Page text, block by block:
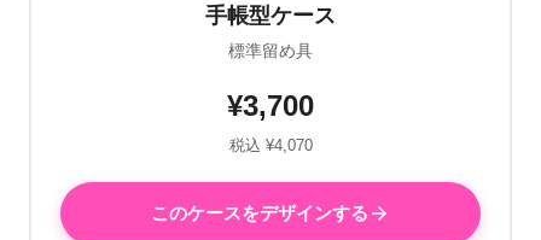
手帳型ケース
標準留め具
¥3,700
税込 ¥4,070
このケースをデザインする